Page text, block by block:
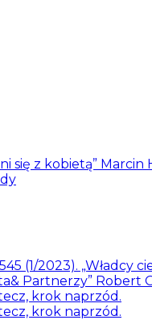
się z kobietą” Marcin
545 (1/2023). „Władcy
Partnerzy” Robert
krok naprzód.
krok naprzód.